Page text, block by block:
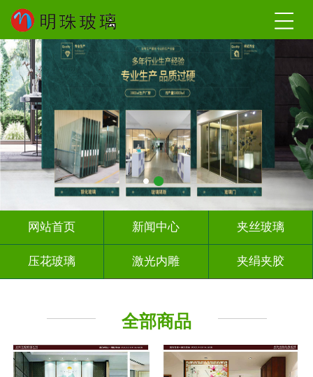
网站首页 新闻中心 夹丝玻璃
压花玻璃 激光内雕 夹绢夹胶
全部商品